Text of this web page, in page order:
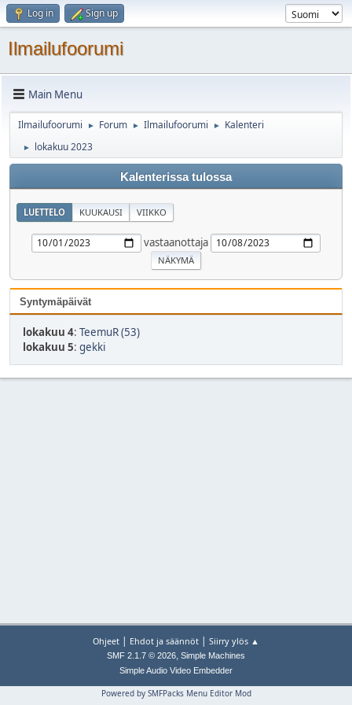
Log in Sign up
Ilmailufoorumi
Main Menu
Ilmailufoorumi ► Forum ► Ilmailufoorumi ► Kalenteri
► lokakuu 2023
Kalenterissa tulossa
LUETTELO KUUKAUSI VIIKKO
vastaanottaja
Syntymäpäivät
lokakuu 4: TeemuR (53)
lokakuu 5: gekki
Ohjeet | Ehdot ja säännöt | Siirry ylös ▲
SMF 2.1.7 © 2026, Simple Machines
Simple Audio Video Embedder
Powered by SMFPacks Menu Editor Mod